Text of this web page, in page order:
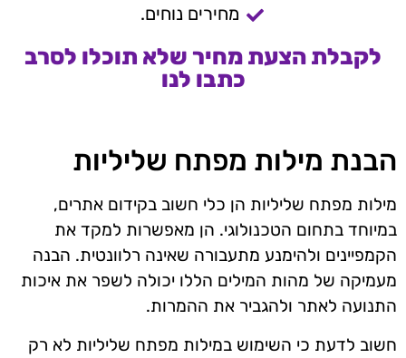
מחירים נוחים.
לקבלת הצעת מחיר שלא תוכלו לסרב
כתבו לנו
הבנת מילות מפתח שליליות
מילות מפתח שליליות הן כלי חשוב בקידום אתרים,
במיוחד בתחום הטכנולוגי. הן מאפשרות למקד את
הקמפיינים ולהימנע מתעבורה שאינה רלוונטית. הבנה
מעמיקה של מהות המילים הללו יכולה לשפר את איכות
התנועה לאתר ולהגביר את ההמרות.
חשוב לדעת כי השימוש במילות מפתח שליליות לא רק